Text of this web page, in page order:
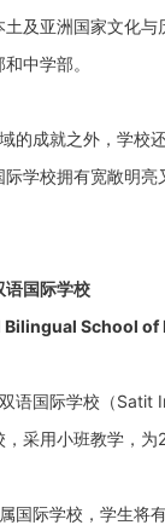
及亚洲国家文化
中学部。
的成就之外，学校
学校拥有宽敞明
语国际学校
School
语国际学校（
采用小班教学，
国际学校，学生将